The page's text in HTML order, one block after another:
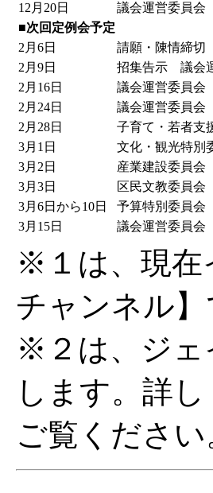
12月20日
議会運営委員
■次回定例会予定
2月6日
請願・陳情締切
2月9日
招集告示 議会
2月16日
議会運営委員
2月24日
議会運営委員
2月28日
子育て・若者支
3月1日
文化・観光特別
3月2日
産業建設委員
3月3日
区民文教委員
3月6日から10日
予算特別委員会
3月15日
議会運営委員
※１は、現在
チャンネル
※２は、ジェ
します。詳
ご覧ください